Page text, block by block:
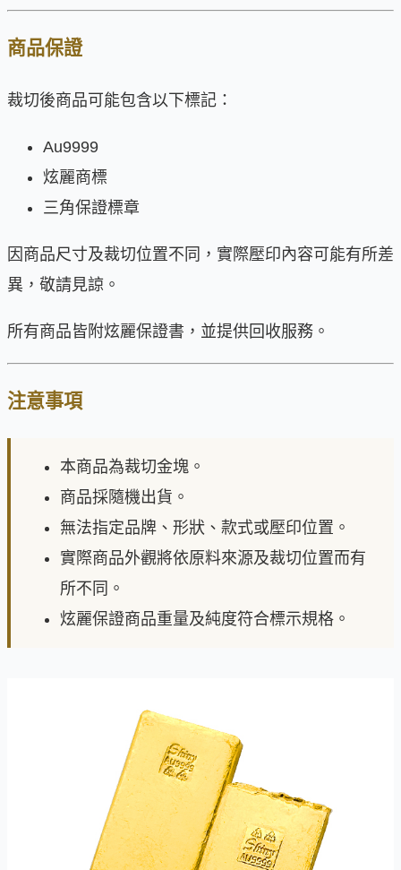
商品保證
裁切後商品可能包含以下標記：
Au9999
炫麗商標
三角保證標章
因商品尺寸及裁切位置不同，實際壓印內容可能有所差
異，敬請見諒。
所有商品皆附炫麗保證書，並提供回收服務。
注意事項
本商品為裁切金塊。
商品採隨機出貨。
無法指定品牌、形狀、款式或壓印位置。
實際商品外觀將依原料來源及裁切位置而有
所不同。
炫麗保證商品重量及純度符合標示規格。